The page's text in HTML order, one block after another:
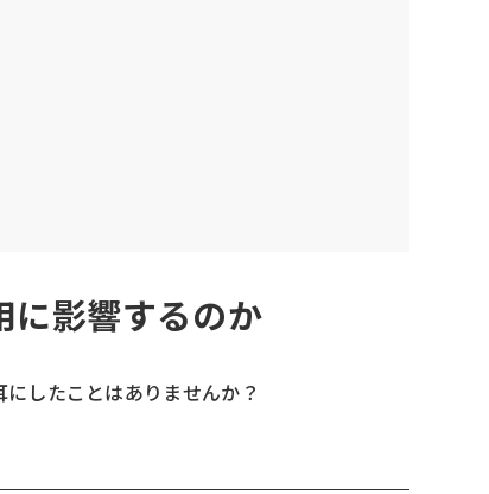
に影響するのか
したことはありませんか？